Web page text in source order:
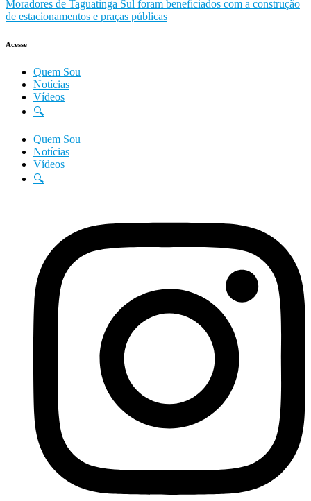
Moradores de Taguatinga Sul foram beneficiados com a construção
de estacionamentos e praças públicas
Acesse
Quem Sou
Notícias
Vídeos
🔍
Quem Sou
Notícias
Vídeos
🔍